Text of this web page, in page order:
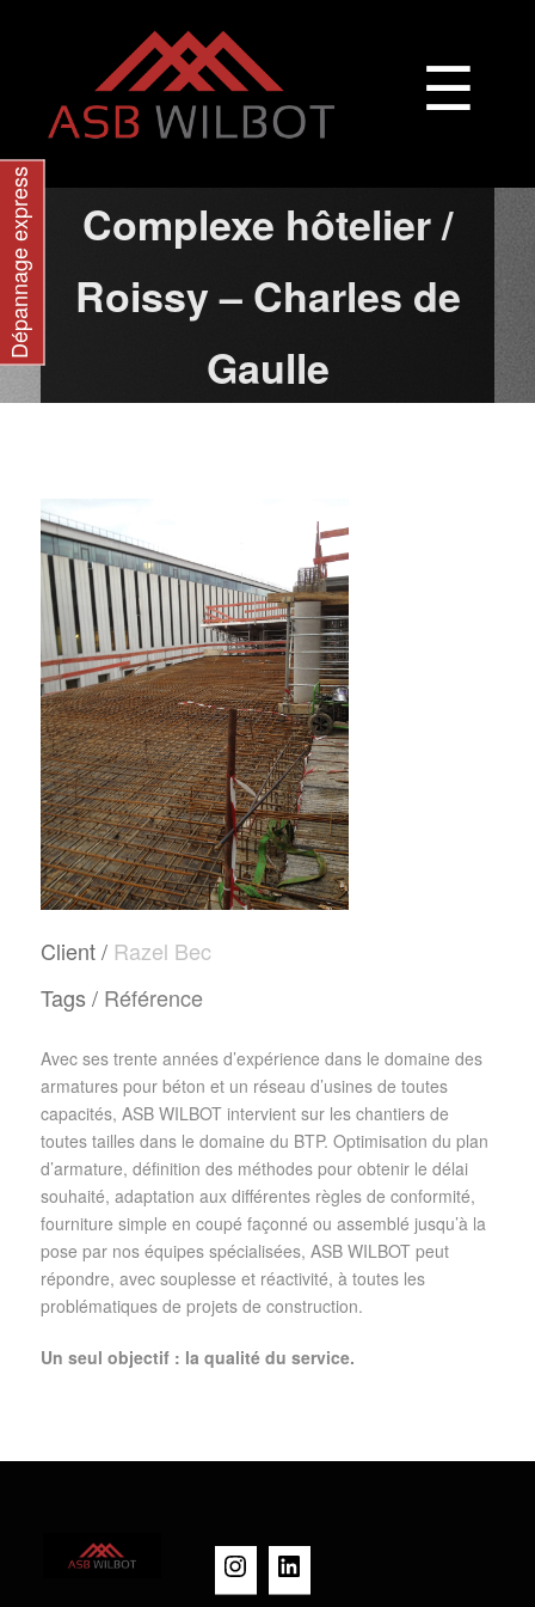
☰
Complexe hôtelier /
Roissy – Charles de
Gaulle
Client / Razel Bec
Tags / Référence
Avec ses trente années d’expérience dans le domaine des
armatures pour béton et un réseau d’usines de toutes
capacités, ASB WILBOT intervient sur les chantiers de
toutes tailles dans le domaine du BTP. Optimisation du plan
d’armature, définition des méthodes pour obtenir le délai
souhaité, adaptation aux différentes règles de conformité,
fourniture simple en coupé façonné ou assemblé jusqu’à la
pose par nos équipes spécialisées, ASB WILBOT peut
répondre, avec souplesse et réactivité, à toutes les
problématiques de projets de construction.
Un seul objectif : la qualité du service.
Instagram
Dépannage express